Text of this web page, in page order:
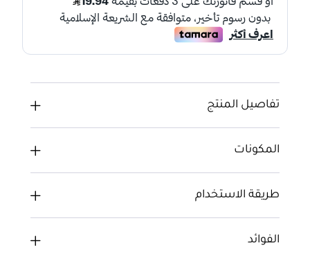
تفاصيل المنتج
المكونات
طريقة الاستخدام
الفوائد